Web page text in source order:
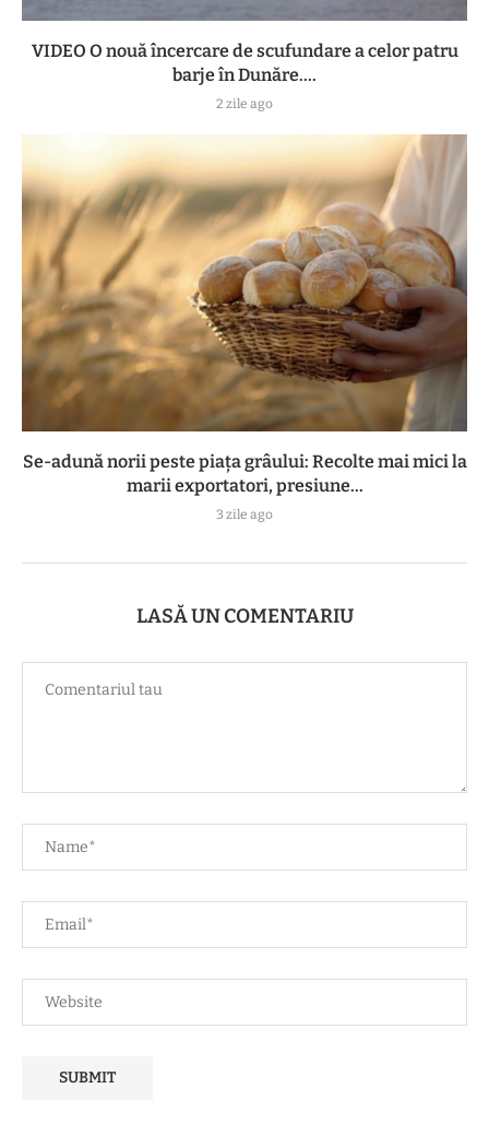
VIDEO O nouă încercare de scufundare a celor patru
barje în Dunăre....
2 zile ago
Se-adună norii peste piața grâului: Recolte mai mici la
marii exportatori, presiune...
3 zile ago
LASĂ UN COMENTARIU